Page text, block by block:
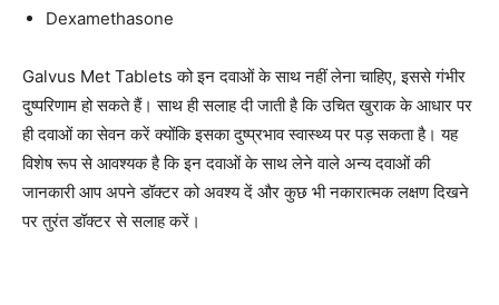
Dexamethasone
Galvus Met Tablets को इन दवाओं के साथ नहीं लेना चाहिए, इससे गंभीर
दुष्परिणाम हो सकते हैं। साथ ही सलाह दी जाती है कि उचित खुराक के आधार पर
ही दवाओं का सेवन करें क्योंकि इसका दुष्प्रभाव स्वास्थ्य पर पड़ सकता है। यह
विशेष रूप से आवश्यक है कि इन दवाओं के साथ लेने वाले अन्य दवाओं की
जानकारी आप अपने डॉक्टर को अवश्य दें और कुछ भी नकारात्मक लक्षण दिखने
पर तुरंत डॉक्टर से सलाह करें।